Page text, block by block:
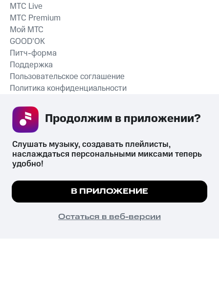
СКАЧАТЬ ПРИЛОЖЕНИЕ
MTС Live
MTС Premium
Мой МТС
GOOD’OK
Питч-форма
Поддержка
Пользовательское соглашение
Политика конфиденциальности
психотропных веществ, их аналогов причиняет вред здоровью,
их незаконный оборот запрещён и влечёт установленную
законодательством ответственность.
© 2026 ООО «КИОН».
Все права защищены
Мы используем куки, чтобы на сайте все
Подробнее
ПОНЯТНО
Слушать музыку, создавать плейлисты,
наслаждаться персональными миксами теперь
удобно!
В ПРИЛОЖЕНИЕ
Остаться в веб-версии